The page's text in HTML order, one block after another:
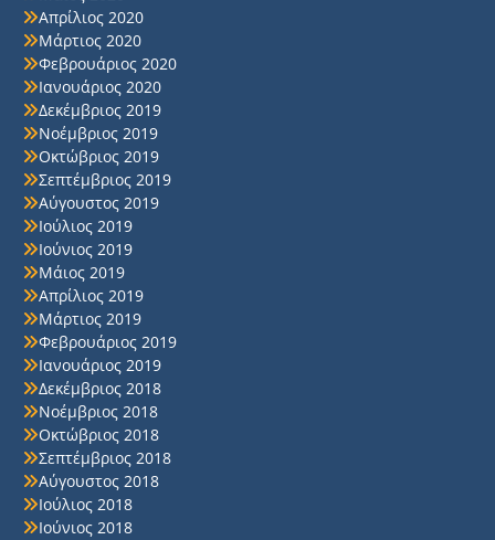
Απρίλιος 2020
Μάρτιος 2020
Φεβρουάριος 2020
Ιανουάριος 2020
Δεκέμβριος 2019
Νοέμβριος 2019
Οκτώβριος 2019
Σεπτέμβριος 2019
Αύγουστος 2019
Ιούλιος 2019
Ιούνιος 2019
Μάιος 2019
Απρίλιος 2019
Μάρτιος 2019
Φεβρουάριος 2019
Ιανουάριος 2019
Δεκέμβριος 2018
Νοέμβριος 2018
Οκτώβριος 2018
Σεπτέμβριος 2018
Αύγουστος 2018
Ιούλιος 2018
Ιούνιος 2018